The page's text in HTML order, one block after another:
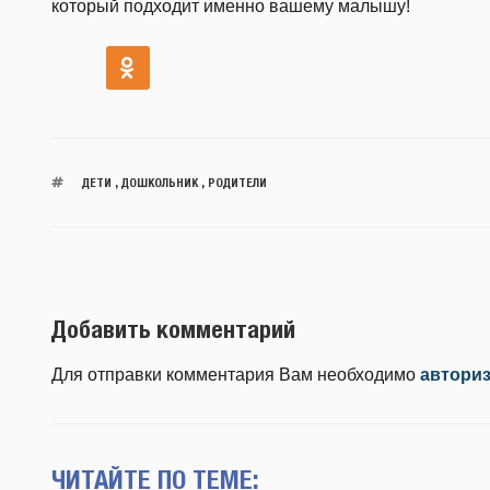
который подходит именно вашему малышу!
ДЕТИ , ДОШКОЛЬНИК, РОДИТЕЛИ
Добавить комментарий
Для отправки комментария Вам необходимо
ЧИТАЙТЕ ПО ТЕМЕ: